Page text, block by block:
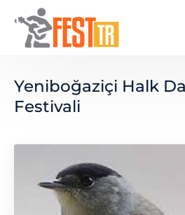
Ana içeriğe atla
Yeniboğaziçi Halk
Festivali